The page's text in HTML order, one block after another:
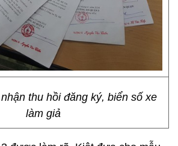
thu hồi đăng ký, biển số xe
làm giả